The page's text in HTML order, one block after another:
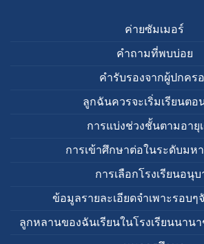
ค่ายซัมเมอร์
คำถามที่พบบ่อย
คำรับรองจากผู้ปกคร
ลูกฉันควรจะเริ่มเรียนตอ
การแบ่งช่วงชั้นตามอายุ
การเข้าศึกษาต่อในระดับมห
การเลือกโรงเรียนอนุบ
ข้อมูลรายละเอียดจำเพาะรอบๆ
ลูกหลานของฉันเรียนในโรงเรียนนานา